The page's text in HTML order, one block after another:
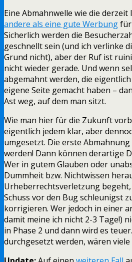
Eine Abmahnwelle wie die
andere als eine gute Werbungfür
Sicherlich werden die
geschnellt sein (und ich verlinke
Grund nicht), aber der Ruf ist
nicht wieder gerade. Und wenn
abgemahnt werden, die
eigene Seite gemacht haben –
Ast weg, auf dem man sitzt.
Wie man hier für die Zukunft
eigentlich jedem klar, aber
umgesetzt. Die erste
werden! Dann können derartige
Wer in gutem Glauben oder
Dummheit bzw. Nichtwissen
Urheberrechtsverletzung
Schuss vor den Bug schleunigst
korrigieren. Wer jedoch in einer
damit meine ich nicht 2-3 Tage!)
in Phase 2 und dann wird es
durchgesetzt werden, wären